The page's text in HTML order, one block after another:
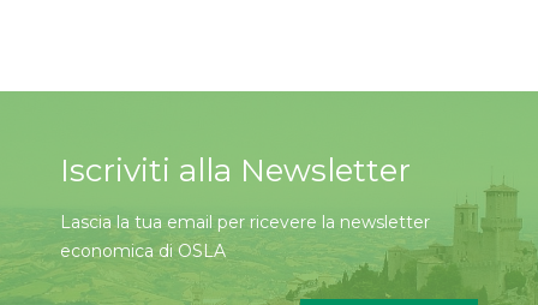
Iscriviti alla Newsletter
Lascia la tua email per ricevere la newsletter
economica di OSLA